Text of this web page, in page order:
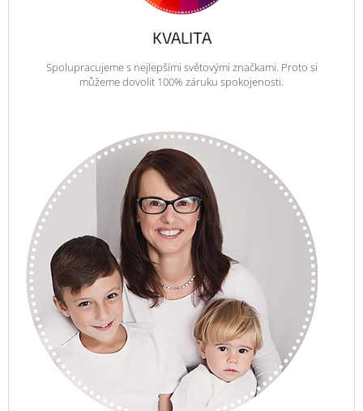
KVALITA
Spolupracujeme s nejlepšími světovými značkami. Proto si
můžeme dovolit 100% záruku spokojenosti.